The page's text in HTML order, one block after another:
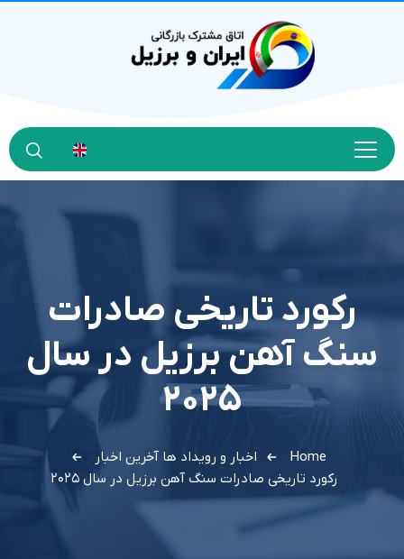
رکورد تاریخی صادرات
سنگ آهن برزیل در سال
۲۰۲۵
Home اخبار و رویداد ها آخرین اخبار
رکورد تاریخی صادرات سنگ آهن برزیل در سال ۲۰۲۵